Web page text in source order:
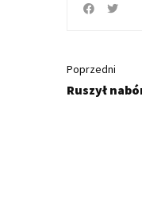
Poprzedni
Ruszył